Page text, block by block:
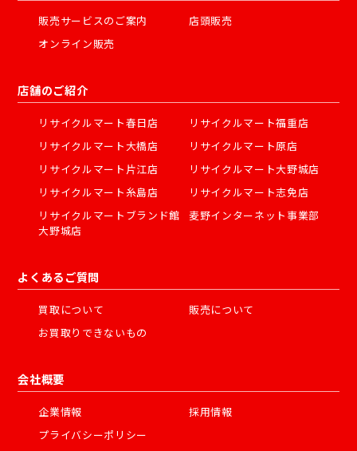
販売サービスのご案内
店頭販売
オンライン販売
店舗のご紹介
リサイクルマート春日店
リサイクルマート福重店
リサイクルマート大橋店
リサイクルマート原店
リサイクルマート片江店
リサイクルマート大野城店
リサイクルマート糸島店
リサイクルマート志免店
リサイクルマートブランド館
大野城店
麦野インターネット事業部
よくあるご質問
買取について
販売について
お買取りできないもの
会社概要
企業情報
採用情報
プライバシーポリシー